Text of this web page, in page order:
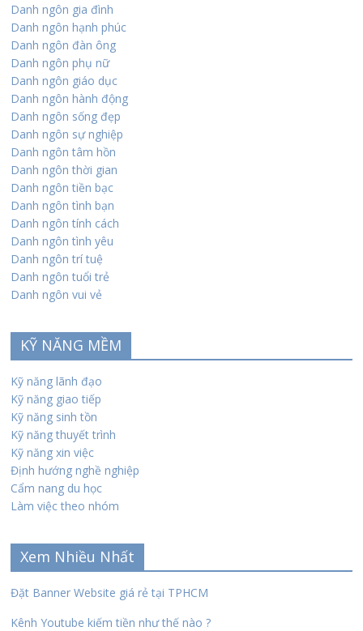
Danh ngôn gia đình
Danh ngôn hạnh phúc
Danh ngôn đàn ông
Danh ngôn phụ nữ
Danh ngôn giáo dục
Danh ngôn hành động
Danh ngôn sống đẹp
Danh ngôn sự nghiệp
Danh ngôn tâm hồn
Danh ngôn thời gian
Danh ngôn tiền bạc
Danh ngôn tình bạn
Danh ngôn tính cách
Danh ngôn tình yêu
Danh ngôn trí tuệ
Danh ngôn tuổi trẻ
Danh ngôn vui vẻ
KỸ NĂNG MỀM
Kỹ năng lãnh đạo
Kỹ năng giao tiếp
Kỹ năng sinh tồn
Kỹ năng thuyết trình
Kỹ năng xin việc
Định hướng nghề nghiệp
Cẩm nang du học
Làm việc theo nhóm
Xem Nhiều Nhất
Đặt Banner Website giá rẻ tại TPHCM
Kênh Youtube kiếm tiền như thế nào ?